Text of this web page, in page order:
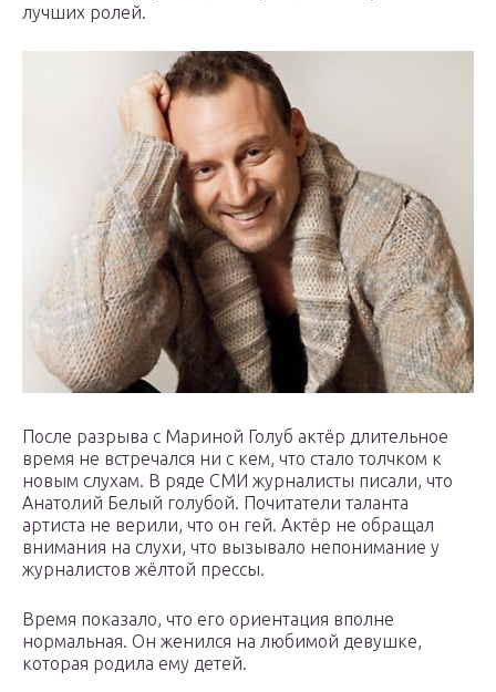
лучших ролей.
После разрыва с Мариной Голуб актёр длительное
время не встречался ни с кем, что стало толчком к
новым слухам. В ряде СМИ журналисты писали, что
Анатолий Белый голубой. Почитатели таланта
артиста не верили, что он гей. Актёр не обращал
внимания на слухи, что вызывало непонимание у
журналистов жёлтой прессы.
Время показало, что его ориентация вполне
нормальная. Он женился на любимой девушке,
которая родила ему детей.